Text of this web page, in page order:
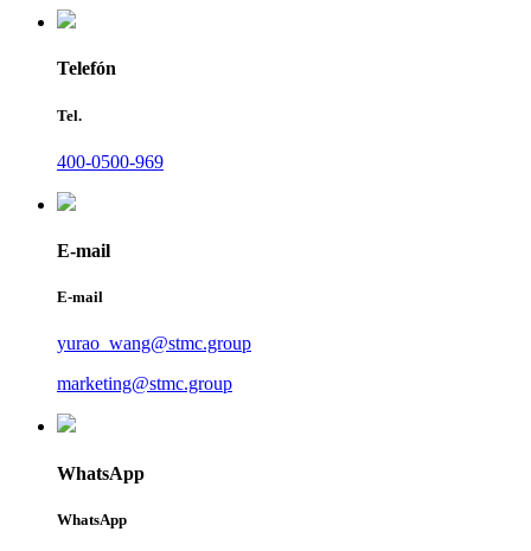
Telefón
Tel.
400-0500-969
E-mail
E-mail
yurao_wang@stmc.group
marketing@stmc.group
WhatsApp
WhatsApp